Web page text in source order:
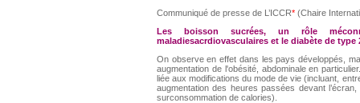
Communiqué de presse de L’ICCR* (Chaire
Les boisson sucrées, un rôle
maladiesacrdiovasculaires et le diabète de type
On observe en effet dans les pays développés,
augmentation de l'obésité, abdominale en
liée aux modifications du mode de vie (incluant,
augmentation des heures passées devant
surconsommation de calories).